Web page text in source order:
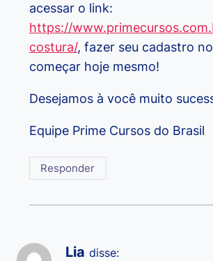
acessar o link:
https://
costura/, fazer seu cadastro
começar hoje mesmo!
Desejamos à você muito
Equipe Prime Cursos do Brasil
Responder
Lia disse: